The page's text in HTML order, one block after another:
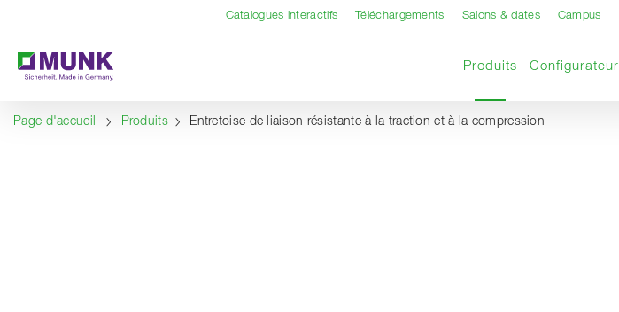
Catalogues interactifs Téléchargements Salons & dates Campus
ProduitsPage actuelle
Configurateur
Page d'accueil Produits Entretoise de liaison résistante à la traction et à la compression